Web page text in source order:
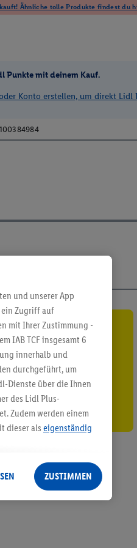
Ähnliche tolle Produkte findest du
Punkte mit deinem Kauf.
Konto erstellen, um direkt Lidl
100384984
und unserer App
ein Zugriff auf
mit Ihrer Zustimmung -
IAB TCF insgesamt 6
innerhalb und
durchgeführt, um
Dienste über die Ihnen
des Lidl Plus-
Zudem werden einem
dieser als eigenständig
der Lidl-Dienste, Ihr
- sowie Ihre
dem Speichern von
ZUSTIMMEN